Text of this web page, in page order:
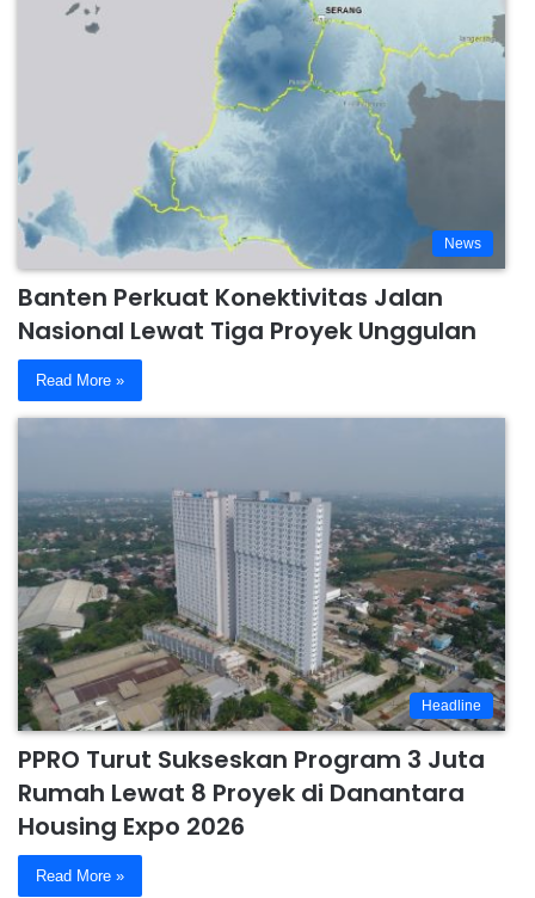
News
Banten Perkuat Konektivitas Jalan
Nasional Lewat Tiga Proyek Unggulan
Read More »
Headline
PPRO Turut Sukseskan Program 3 Juta
Rumah Lewat 8 Proyek di Danantara
Housing Expo 2026
Read More »